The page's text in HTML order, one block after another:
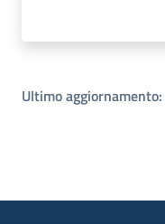
Ultimo aggiornamento: